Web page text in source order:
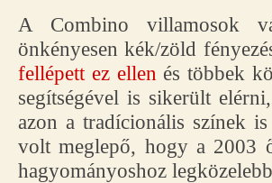
A Combino villamosok
önkényesen kék/zöld
fellépett ez ellen és többek
segítségével is sikerült
azon a tradícionális színek
volt meglepő, hogy a 2003
hagyományoshoz